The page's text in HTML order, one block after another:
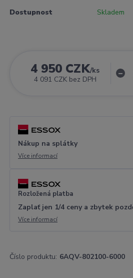
Dostupnost Skladem
4 950 CZK/ks
4 091 CZK bez DPH
Nákup na splátky
Více informací
Rozložená platba
Zaplať jen 1/4 ceny a zbytek
Více informací
Číslo produktu: 6AQV-802100-6000